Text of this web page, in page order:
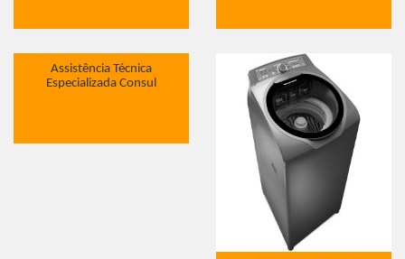
Assistência Técnica
Especializada Consul